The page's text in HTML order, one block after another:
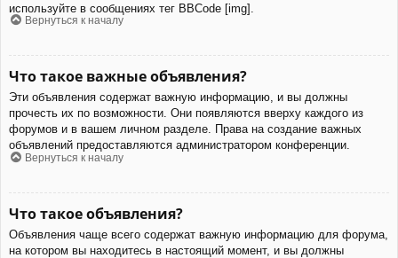
используйте в сообщениях тег BBCode [img].
Вернуться к началу
Что такое важные объявления?
Эти объявления содержат важную информацию, и вы должны
прочесть их по возможности. Они появляются вверху каждого из
форумов и в вашем личном разделе. Права на создание важных
объявлений предоставляются администратором конференции.
Вернуться к началу
Что такое объявления?
Объявления чаще всего содержат важную информацию для форума,
на котором вы находитесь в настоящий момент, и вы должны